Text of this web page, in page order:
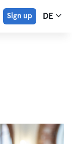
Sign up DE